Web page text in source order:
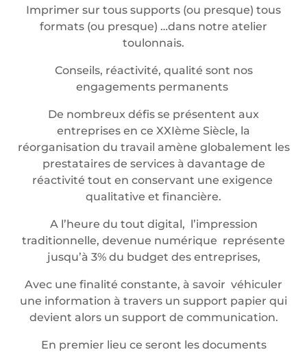
Imprimer sur tous supports (ou presque) tous
formats (ou presque) …dans notre atelier
toulonnais.
Conseils, réactivité, qualité sont nos
engagements permanents
De nombreux défis se présentent aux
entreprises en ce XXIème Siècle, la
réorganisation du travail amène globalement les
prestataires de services à davantage de
réactivité tout en conservant une exigence
qualitative et financière.
A l’heure du tout digital, l’impression
traditionnelle, devenue numérique représente
jusqu’à 3% du budget des entreprises,
Avec une finalité constante, à savoir véhiculer
une information à travers un support papier qui
devient alors un support de communication.
En premier lieu ce seront les documents